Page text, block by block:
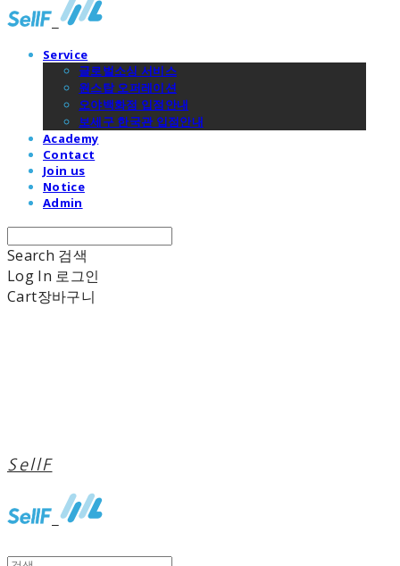
Service
글로벌소싱 서비스
원스탑 오퍼레이션
오야백화점 입점안내
보세구 한국관 입점안내
Academy
Contact
Join us
Notice
Admin
Search 검색
Log In 로그인
Cart장바구니
SellF